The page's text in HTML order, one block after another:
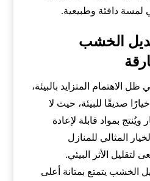
لمسة دافئة وطبيعية.
الخشب
ظل الاهتمام المتزايد بالبيئة،
صديقًا للبيئة، حيث لا
بمواد قابلة لإعادة
المثالي للمنازل
لتقليل الأثر البيئي.
الخشب يتمتع بمتانة أعلى